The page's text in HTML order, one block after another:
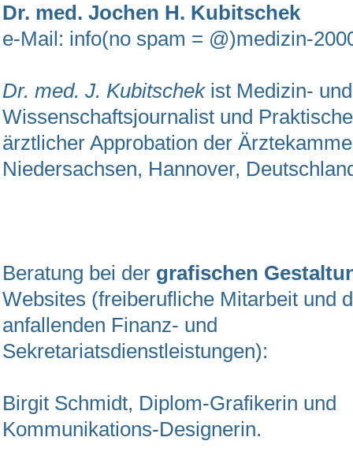
Dr. med. Jochen H. Kubitschek
e-Mail: info(no spam = @)medizin-
Dr. med. J. Kubitschekist Medizin- und
Wissenschaftsjournalist und
ärztlicher Approbation der
Niedersachsen, Hannover,
Beratung bei der grafischen
Websites (freiberufliche Mitarbeit und
anfallenden Finanz- und
Sekretariatsdienstleistungen):
Birgit Schmidt, Diplom-Grafikerin und
Kommunikations-Designerin.